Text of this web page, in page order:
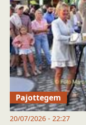
Pajottegem
20/07/2026 - 22:27